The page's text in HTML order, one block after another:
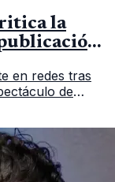
la
en redes tras
de